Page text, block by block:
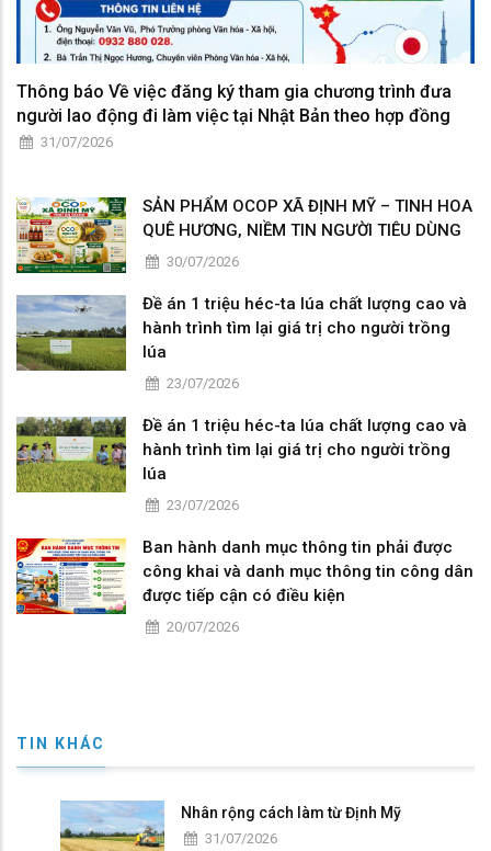
Thông báo Về việc đăng ký tham gia chương trình đưa
người lao động đi làm việc tại Nhật Bản theo hợp đồng
31/07/2026
SẢN PHẨM OCOP XÃ ĐỊNH MỸ – TINH HOA
QUÊ HƯƠNG, NIỀM TIN NGƯỜI TIÊU DÙNG
30/07/2026
Đề án 1 triệu héc-ta lúa chất lượng cao và
hành trình tìm lại giá trị cho người trồng
lúa
23/07/2026
Đề án 1 triệu héc-ta lúa chất lượng cao và
hành trình tìm lại giá trị cho người trồng
lúa
23/07/2026
Ban hành danh mục thông tin phải được
công khai và danh mục thông tin công dân
được tiếp cận có điều kiện
20/07/2026
TIN KHÁC
Nhân rộng cách làm từ Định Mỹ
31/07/2026